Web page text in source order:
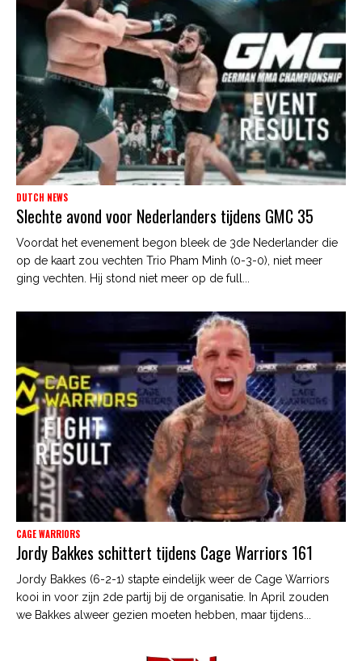
DUTCH NEWS
Slechte avond voor Nederlanders tijdens GMC 35
Voordat het evenement begon bleek de 3de Nederlander die
op de kaart zou vechten Trio Pham Minh (0-3-0), niet meer
ging vechten. Hij stond niet meer op de full...
CAGE WARRIORS
Jordy Bakkes schittert tijdens Cage Warriors 161
Jordy Bakkes (6-2-1) stapte eindelijk weer de Cage Warriors
kooi in voor zijn 2de partij bij de organisatie. In April zouden
we Bakkes alweer gezien moeten hebben, maar tijdens...